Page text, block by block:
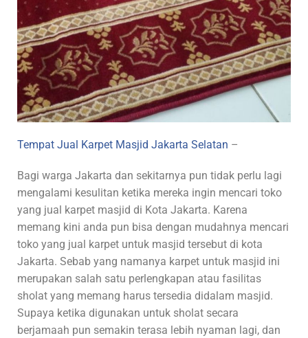
Tempat Jual Karpet Masjid Jakarta Selatan –
Bagi warga Jakarta dan sekitarnya pun tidak perlu lagi
mengalami kesulitan ketika mereka ingin mencari toko
yang jual karpet masjid di Kota Jakarta. Karena
memang kini anda pun bisa dengan mudahnya mencari
toko yang jual karpet untuk masjid tersebut di kota
Jakarta. Sebab yang namanya karpet untuk masjid ini
merupakan salah satu perlengkapan atau fasilitas
sholat yang memang harus tersedia didalam masjid.
Supaya ketika digunakan untuk sholat secara
berjamaah pun semakin terasa lebih nyaman lagi, dan